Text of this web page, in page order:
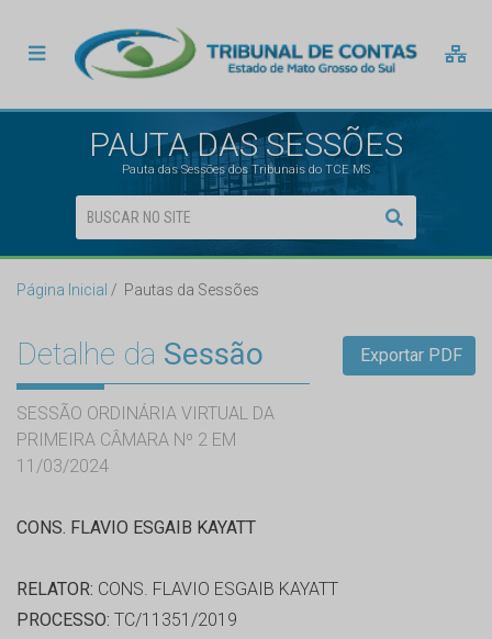
PAUTA DAS SESSÕES
Pauta das Sessões dos Tribunais do TCE MS
Página Inicial Pautas da Sessões
Detalhe da Sessão
SESSÃO ORDINÁRIA VIRTUAL DA
PRIMEIRA CÂMARA Nº 2 EM
11/03/2024
Exportar PDF
CONS. FLAVIO ESGAIB KAYATT
RELATOR: CONS. FLAVIO ESGAIB KAYATT
PROCESSO: TC/11351/2019